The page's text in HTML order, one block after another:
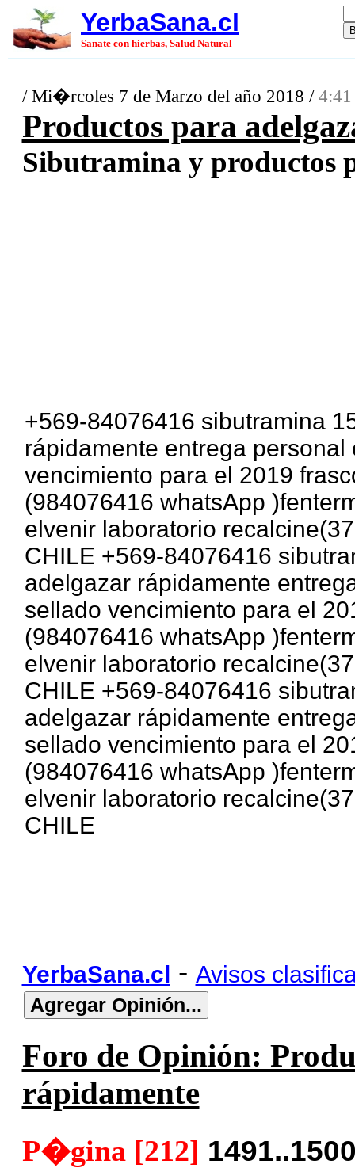
YerbaSana.cl
Sanate con hierbas, Salud Natural
/ Mi�rcoles 7 de Marzo del año 2018 /
Productos para
Sibutramina y productos
+569-84076416 sibutramina
rápidamente entrega
vencimiento para el 2019
(984076416 whatsApp
elvenir laboratorio
CHILE +569-84076416
adelgazar rápidamente
sellado vencimiento para el
(984076416 whatsApp
elvenir laboratorio
CHILE +569-84076416
adelgazar rápidamente
sellado vencimiento para el
(984076416 whatsApp
elvenir laboratorio
CHILE
YerbaSana.cl - Avisos
Foro de Opinión:
rápidamente
P�gina [212]